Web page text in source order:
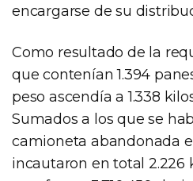
encargarse de su
Como resultado de la
que contenían 1.394
peso ascendía a 1.338
Sumados a los que se
camioneta abandonada
incautaron en total 2.226